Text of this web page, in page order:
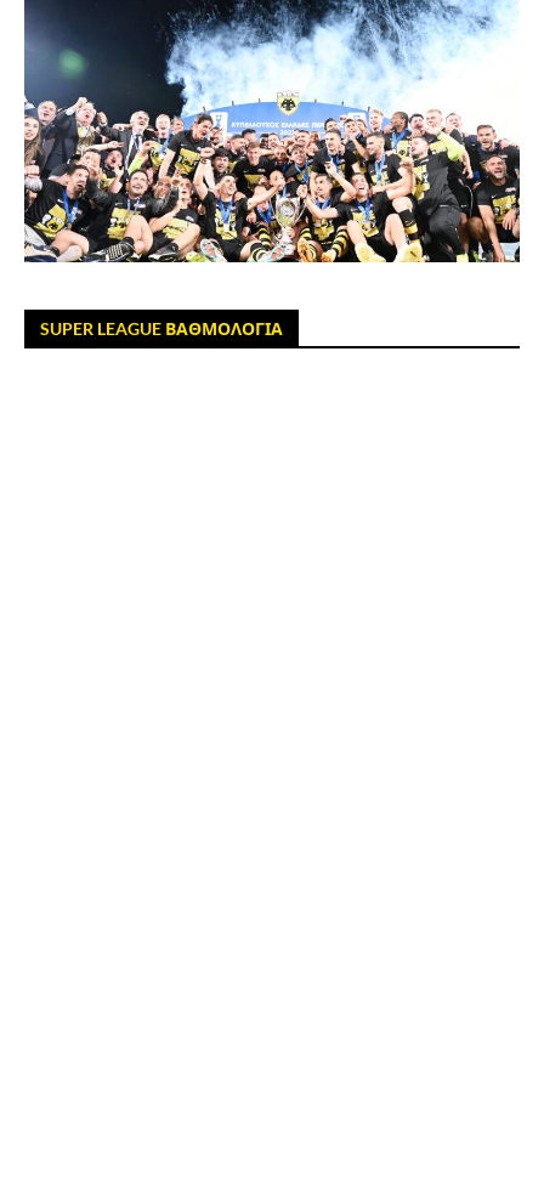
SUPER LEAGUE ΒΑΘΜΟΛΟΓΙΑ